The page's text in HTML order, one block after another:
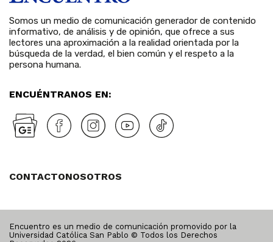
Somos un medio de comunicación generador de contenido
informativo, de análisis y de opinión, que ofrece a sus
lectores una aproximación a la realidad orientada por la
búsqueda de la verdad, el bien común y el respeto a la
persona humana.
ENCUÉNTRANOS EN:
CONTACTONOSOTROS
Encuentro es un medio de comunicación promovido por la
Universidad Católica San Pablo © Todos los Derechos